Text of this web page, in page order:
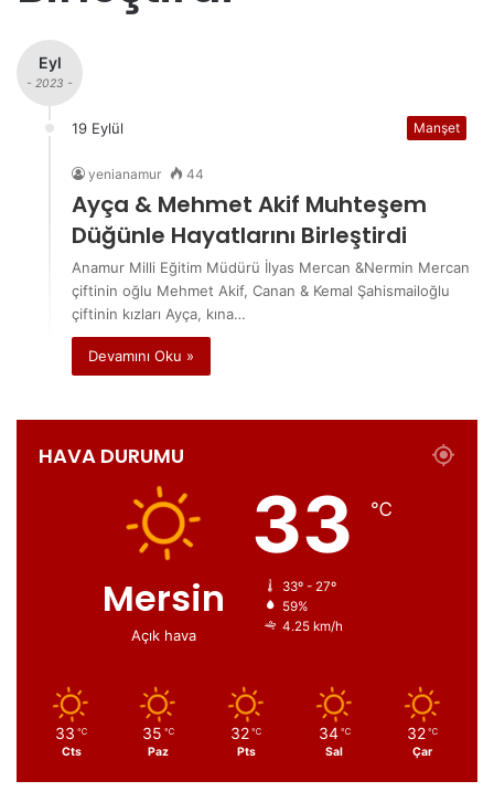
Eyl
- 2023 -
19 Eylül Manşet
yenianamur 44
Ayça & Mehmet Akif Muhteşem
Düğünle Hayatlarını Birleştirdi
Anamur Milli Eğitim Müdürü İlyas Mercan &Nermin Mercan
çiftinin oğlu Mehmet Akif, Canan & Kemal Şahismailoğlu
çiftinin kızları Ayça, kına…
Devamını Oku »
HAVA DURUMU
Mersin
Açık hava
33 ℃
33º - 27º
59%
4.25 km/h
33 ℃
Cts
35 ℃
Paz
32 ℃
Pts
34 ℃
Sal
32 ℃
Çar